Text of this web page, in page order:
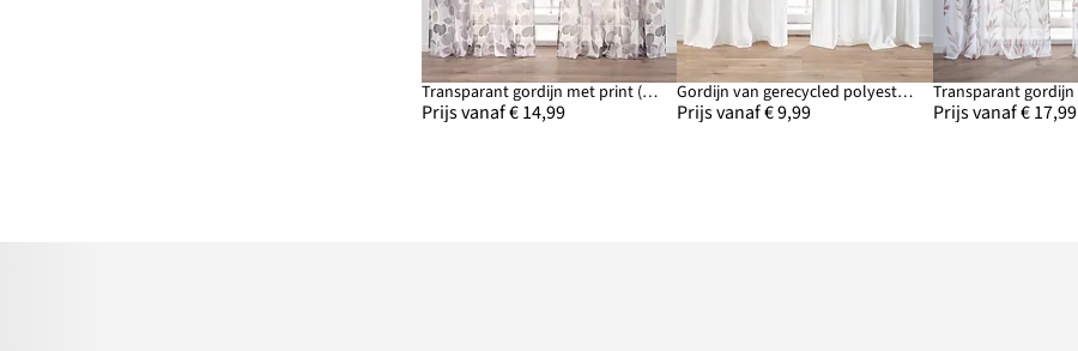
Transparant gordijn met print (1 stuk)
Prijs vanaf € 14,99
Gordijn van gerecycled polyester (2 stuks)
Prijs vanaf € 9,99 Prijs vanaf € 17,99